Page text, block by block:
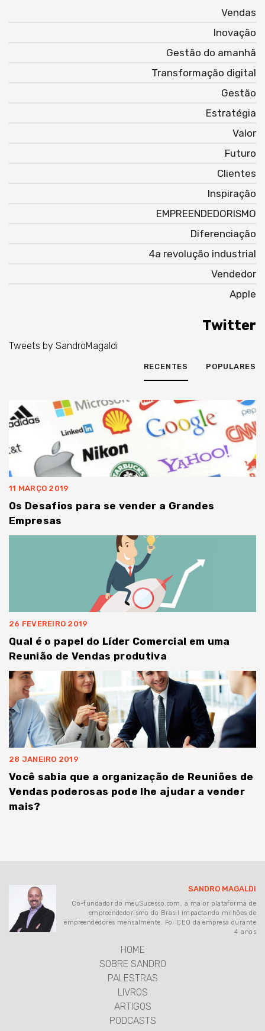
Vendas
Inovação
Gestão do amanhã
Transformação digital
Gestão
Estratégia
Valor
Futuro
Clientes
Inspiração
EMPREENDEDORISMO
Diferenciação
4a revolução industrial
Vendedor
Apple
Twitter
Tweets by SandroMagaldi
POPULARES
RECENTES
11 MARÇO 2019
Os Desafios para se vender a Grandes
Empresas
26 FEVEREIRO 2019
Qual é o papel do Líder Comercial em uma
Reunião de Vendas produtiva
28 JANEIRO 2019
Você sabia que a organização de Reuniões de
Vendas poderosas pode lhe ajudar a vender
mais?
SANDRO MAGALDI
Co-fundador do meuSucesso.com, a maior plataforma de
empreendedorismo do Brasil impactando milhões de
empreendedores mensalmente. Foi CEO da empresa durante
4 anos
HOME
SOBRE SANDRO
PALESTRAS
LIVROS
ARTIGOS
PODCASTS